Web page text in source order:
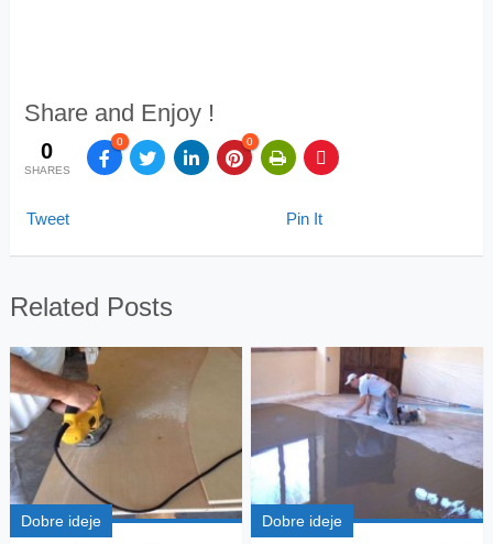
Share and Enjoy !
0
SHARES
0 0
Tweet Pin It
Related Posts
Dobre ideje Dobre ideje